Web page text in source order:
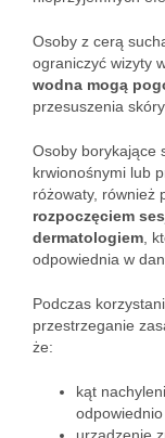
Osoby z cerą
ograniczyć wizyty
wodna mogą
przesuszenia
Osoby borykające
krwionośnymi lub
różowaty, również
rozpoczęciem
dermatologiem ,
odpowiednia w
Podczas
przestrzeganie
że:
kąt
odpowiednio